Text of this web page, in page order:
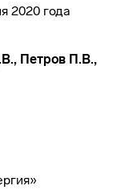
2020 года
Петров П.В.,